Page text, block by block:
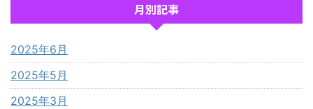
月別記事
2025年6月
2025年5月
2025年3月